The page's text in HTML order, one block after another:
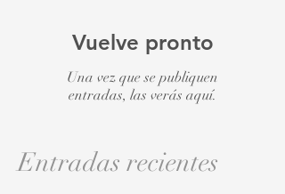
Vuelve pronto
Una vez que se publiquen
entradas, las verás aquí.
Entradas recientes